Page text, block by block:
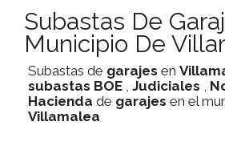
Subastas De
Municipio De
Subastas de garajes en
subastas BOE , Judiciales ,
Hacienda de garajes en el
Villamalea